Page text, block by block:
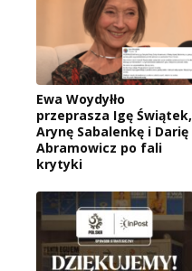
Ewa Woydyłło
przeprasza Igę Świątek,
Arynę Sabalenkę i Darię
Abramowicz po fali
krytyki